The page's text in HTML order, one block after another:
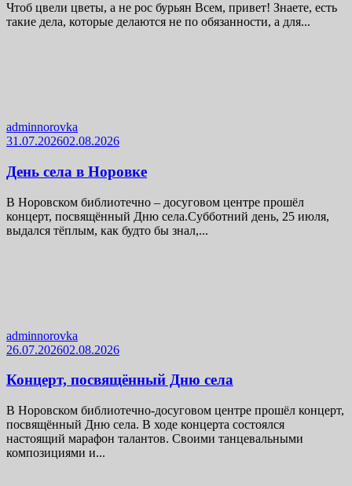
Чтоб цвели цветы, а не рос бурьян Всем, привет! Знаете, есть
такие дела, которые делаются не по обязанности, а для...
adminnorovka
31.07.202602.08.2026
День села в Норовке
В Норовском библиотечно – досуговом центре прошёл
концерт, посвящённый Дню села.Субботний день, 25 июля,
выдался тёплым, как будто бы знал,...
adminnorovka
26.07.202602.08.2026
Концерт, посвящённый Дню села
В Норовском библиотечно-досуговом центре прошёл концерт,
посвящённый Дню села. В ходе концерта состоялся
настоящий марафон талантов. Своими танцевальными
композициями и...